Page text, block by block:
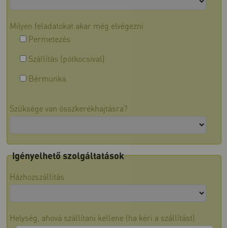
Milyen feladatokat akar még elvégezni
Permetezés
Szállítás (pótkocsival)
Bérmunka
Szüksége van összkerékhajtásra?
Igényelhető szolgáltatások
Házhozszállítás
Helység, ahová szállítani kellene (ha kéri a szállítást)